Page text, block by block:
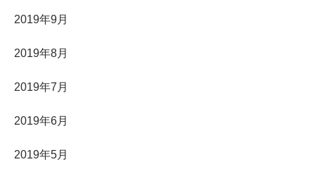
2019年9月
2019年8月
2019年7月
2019年6月
2019年5月